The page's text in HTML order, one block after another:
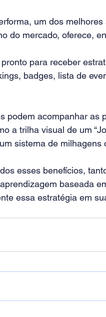
um dos
do mercado, oferece,
para receber
badges, lista de
podem acompanhar as
a trilha visual de um
sistema de
esses benefícios,
baseada
essa estratégia em